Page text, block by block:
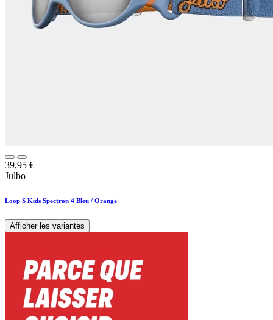
39,95 €
Julbo
Loop S Kids Spectron 4 Bleu / Orange
Afficher les variantes